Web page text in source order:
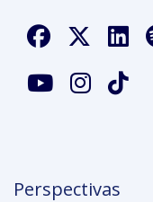
Perspectivas